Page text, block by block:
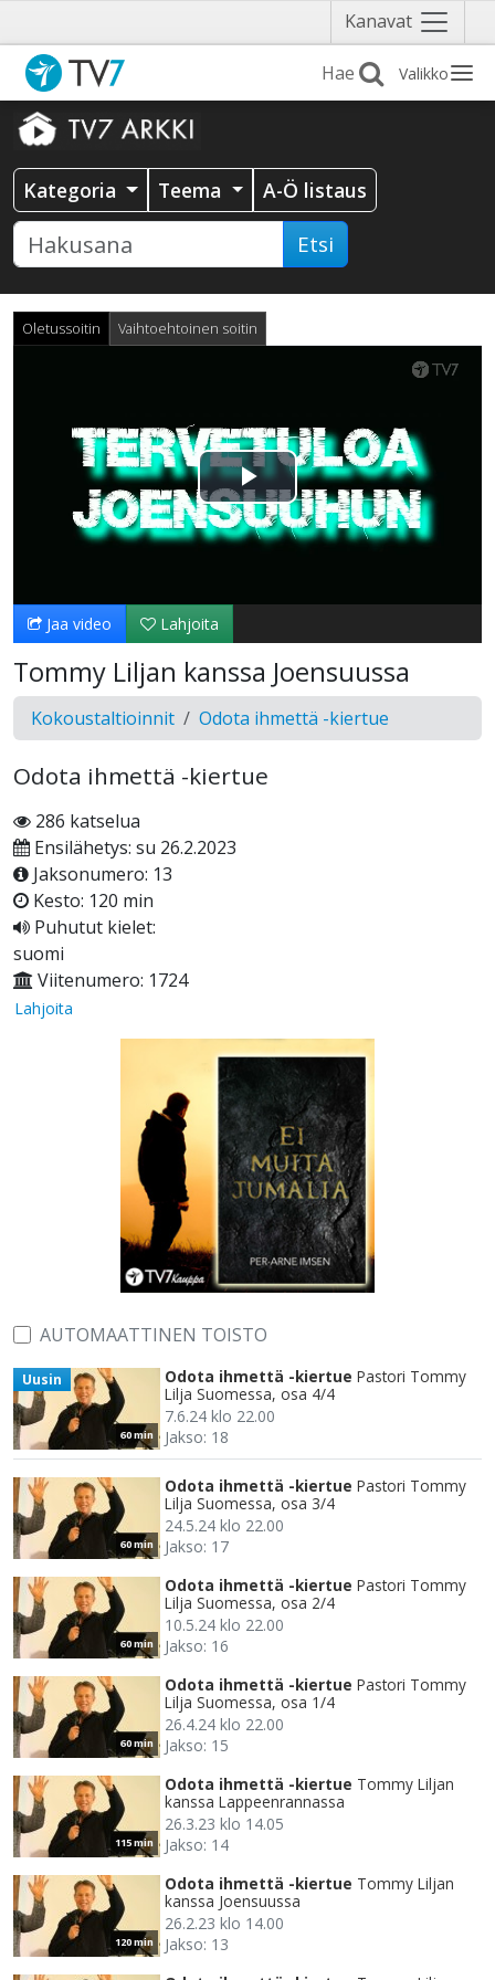
Kanavat Näytä
valikko
Valikko
Kategoria Teema A-Ö listaus
Etsi
Oletussoitin Vaihtoehtoinen soitin
Toista
Video
Jaa video Lahjoita
Tommy Liljan kanssa Joensuussa
Kokoustaltioinnit Odota ihmettä -kiertue
Odota ihmettä -kiertue
286 katselua
Ensilähetys: su 26.2.2023
Jaksonumero: 13
Kesto: 120 min
Puhutut kielet:
suomi
Viitenumero: 1724
Lahjoita
AUTOMAATTINEN TOISTO
60 min
Uusin Odota ihmettä -kiertue Pastori Tommy
Lilja Suomessa, osa 4/4
7.6.24 klo 22.00
Jakso: 18
60 min
Odota ihmettä -kiertue Pastori Tommy
Lilja Suomessa, osa 3/4
24.5.24 klo 22.00
Jakso: 17
60 min
Odota ihmettä -kiertue Pastori Tommy
Lilja Suomessa, osa 2/4
10.5.24 klo 22.00
Jakso: 16
60 min
Odota ihmettä -kiertue Pastori Tommy
Lilja Suomessa, osa 1/4
26.4.24 klo 22.00
Jakso: 15
115 min
Odota ihmettä -kiertue Tommy Liljan
kanssa Lappeenrannassa
26.3.23 klo 14.05
Jakso: 14
120 min
Odota ihmettä -kiertue Tommy Liljan
kanssa Joensuussa
26.2.23 klo 14.00
Jakso: 13